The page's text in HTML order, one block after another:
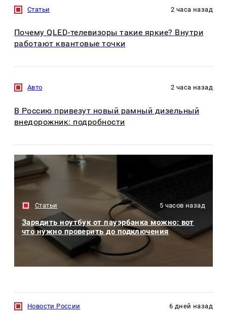
Статьи 2 часа назад
Почему QLED-телевизоры такие яркие? Внутри
работают квантовые точки
Авто 2 часа назад
В Россию привезут новый рамный дизельный
внедорожник: подробности
Статьи 5 часов назад
Зарядить ноутбук от пауэрбанка можно: вот
что нужно проверить до подключения
Новости России 6 дней назад